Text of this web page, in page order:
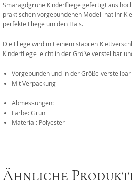
Smaragdgrüne Kinderfliege gefertigt aus
praktischen vorgebundenen Modell hat Ihr
perfekte Fliege um den Hals.
Die Fliege wird mit einem stabilen
Kinderfliege leicht in der Größe verstellbar
Vorgebunden und in der Größe verstellbar
Mit Verpackung
Abmessungen:
Farbe: Grün
Material: Polyester
Ähnliche